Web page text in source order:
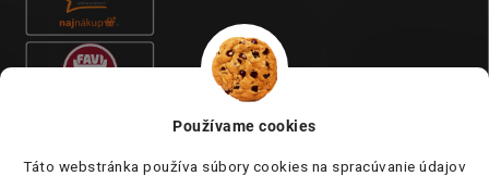
Používame cookies
Táto webstránka používa súbory cookies na spracúvanie údajov